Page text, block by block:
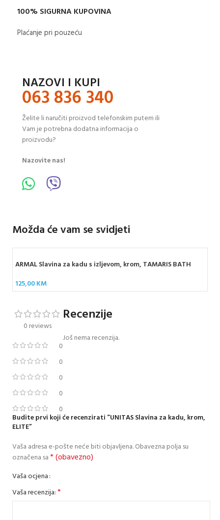
100% SIGURNA KUPOVINA
Plaćanje pri pouzeću
NAZOVI I KUPI
063 836 340
Želite li naručiti proizvod telefonskim putem ili
Vam je potrebna dodatna informacija o
proizvodu?
Nazovite nas!
Možda će vam se svidjeti
ARMAL Slavina za kadu s izljevom, krom, TAMARIS BATH
125,00KM
0 reviews
0
0
0
0
0
Recenzije
Još nema recenzija.
Budite prvi koji će recenzirati “UNITAS Slavina za kadu, krom,
ELITE”
Vaša adresa e-pošte neće biti objavljena.Obavezna polja su
označena sa* (obavezno)
Vaša ocjena
Vaša recenzija:*